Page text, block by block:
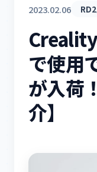
2023.02.06
で使用
が入荷
介】